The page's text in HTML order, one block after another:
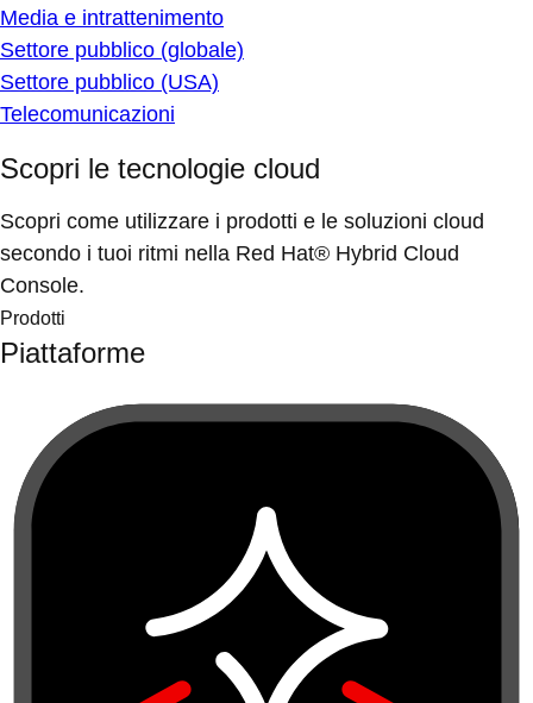
Media e intrattenimento
Settore pubblico (globale)
Settore pubblico (USA)
Telecomunicazioni
Scopri le tecnologie cloud
Scopri come utilizzare i prodotti e le soluzioni cloud
secondo i tuoi ritmi nella Red Hat® Hybrid Cloud
Console.
Prodotti
Piattaforme